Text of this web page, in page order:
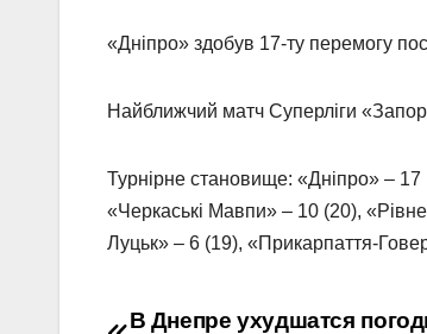
«Дніпро» здобув 17-ту перемогу
Найближчий матч Суперліги
Турнірне становище: «Дніпро» – 17
«Черкаські Мавпи» – 10 (20),
Луцьк» – 6 (19), «Прикарпаття-
В Днепре ухудшатся